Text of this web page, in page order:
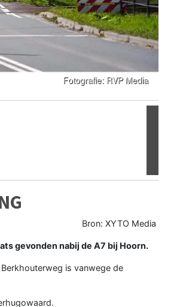
Bron: XYTO Media
gevonden nabij de A7 bij Hoorn.
is vanwege de